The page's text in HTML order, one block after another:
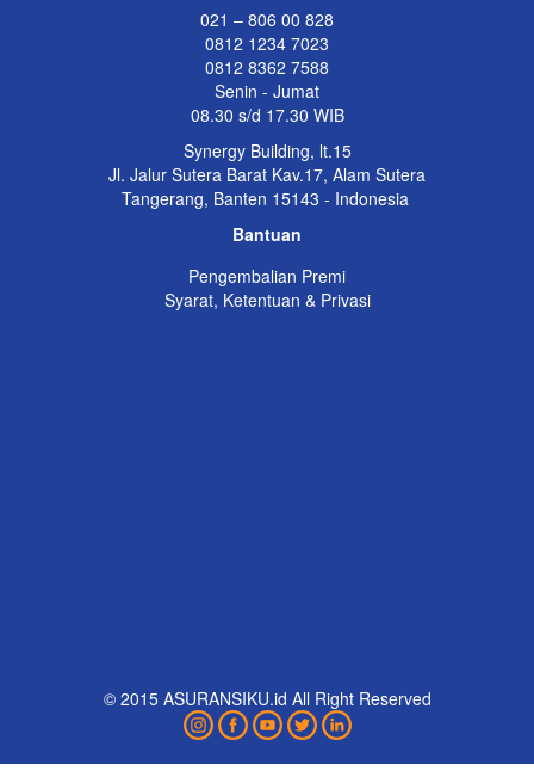
021 – 806 00 828
0812 1234 7023
0812 8362 7588
Senin - Jumat
08.30 s/d 17.30 WIB
Synergy Building, lt.15
Jl. Jalur Sutera Barat Kav.17, Alam Sutera
Tangerang, Banten 15143 - Indonesia
Bantuan
Pengembalian Premi
Syarat, Ketentuan & Privasi
© 2015 ASURANSIKU.id All Right Reserved